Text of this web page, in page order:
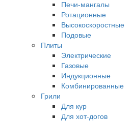
Печи-мангалы
Ротационные
Высокоскоростные
Подовые
Плиты
Электрические
Газовые
Индукционные
Комбинированные
Грили
Для кур
Для хот-догов